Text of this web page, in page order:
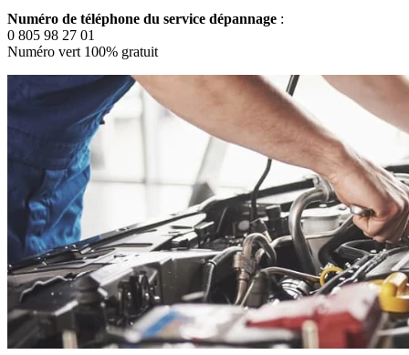
Numéro de téléphone du service dépannage :
0 805 98 27 01
Numéro vert 100% gratuit